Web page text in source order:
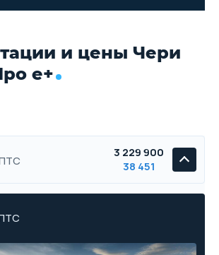
и цены Чери
е+
3 229 900
38 451